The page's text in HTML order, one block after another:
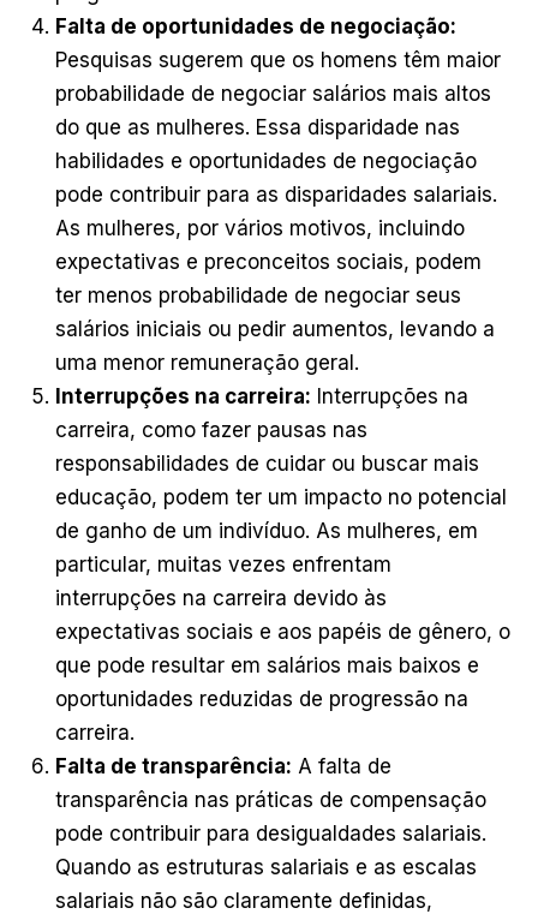
Falta de oportunidades de negociação:
Pesquisas sugerem que os homens têm maior
probabilidade de negociar salários mais altos
do que as mulheres. Essa disparidade nas
habilidades e oportunidades de negociação
pode contribuir para as disparidades salariais.
As mulheres, por vários motivos, incluindo
expectativas e preconceitos sociais, podem
ter menos probabilidade de negociar seus
salários iniciais ou pedir aumentos, levando a
uma menor remuneração geral.
Interrupções na carreira: Interrupções na
carreira, como fazer pausas nas
responsabilidades de cuidar ou buscar mais
educação, podem ter um impacto no potencial
de ganho de um indivíduo. As mulheres, em
particular, muitas vezes enfrentam
interrupções na carreira devido às
expectativas sociais e aos papéis de gênero, o
que pode resultar em salários mais baixos e
oportunidades reduzidas de progressão na
carreira.
Falta de transparência: A falta de
transparência nas práticas de compensação
pode contribuir para desigualdades salariais.
Quando as estruturas salariais e as escalas
salariais não são claramente definidas,